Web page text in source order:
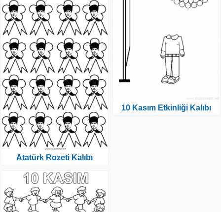
Atatürk Rozeti Kalıbı
10 Kasım Etkinliği Kalıbı